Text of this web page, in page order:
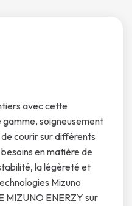
avec cette
gamme, soigneusement
courir sur différents
en matière de
la légèreté et
Mizuno
MIZUNO ENERZY sur